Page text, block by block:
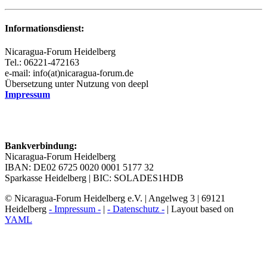
Informationsdienst:
Nicaragua-Forum Heidelberg
Tel.: 06221-472163
e-mail: info(at)nicaragua-forum.de
Übersetzung unter Nutzung von deepl
Impressum
Bankverbindung:
Nicaragua-Forum Heidelberg
IBAN: DE02 6725 0020 0001 5177 32
Sparkasse Heidelberg | BIC: SOLADES1HDB
© Nicaragua-Forum Heidelberg e.V. | Angelweg 3 | 69121
Heidelberg - Impressum - | - Datenschutz - | Layout based on
YAML